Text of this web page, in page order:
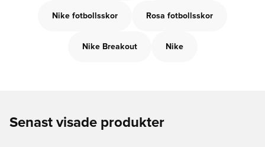
Nike fotbollsskor Rosa fotbollsskor
Nike Breakout Nike
Senast visade produkter